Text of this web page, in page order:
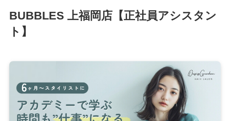
BUBBLES 上福岡店【正社員アシスタン
ト】